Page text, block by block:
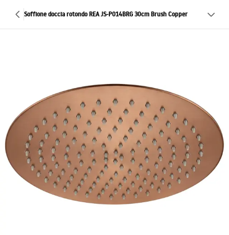
Soffione doccia rotondo REA JS-P014BRG 30cm Brush Copper